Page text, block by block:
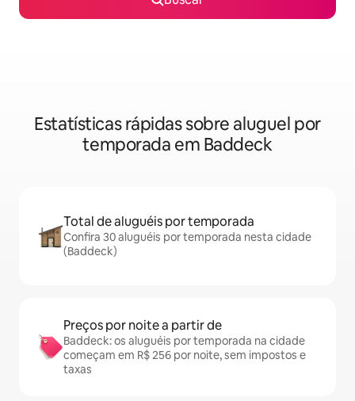
Estatísticas rápidas sobre aluguel por
temporada em Baddeck
Total de aluguéis por temporada
Confira 30 aluguéis por temporada nesta cidade
(Baddeck)
Preços por noite a partir de
Baddeck: os aluguéis por temporada na cidade
começam em R$ 256 por noite, sem impostos e
taxas